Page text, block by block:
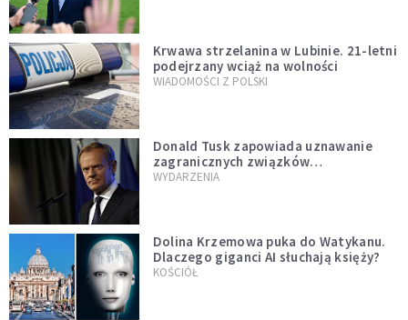
Krwawa strzelanina w Lubinie. 21-letni
podejrzany wciąż na wolności
WIADOMOŚCI Z POLSKI
Donald Tusk zapowiada uznawanie
zagranicznych związków
jednopłciowych. "Państwo oblało ten
WYDARZENIA
Dolina Krzemowa puka do Watykanu.
Dlaczego giganci AI słuchają księży?
KOŚCIÓŁ